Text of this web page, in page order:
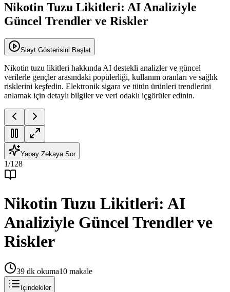
Nikotin Tuzu Likitleri: AI Analiziyle
Güncel Trendler ve Riskler
Slayt Gösterisini Başlat
Nikotin tuzu likitleri hakkında AI destekli analizler ve güncel
verilerle gençler arasındaki popülerliği, kullanım oranları ve sağlık
risklerini keşfedin. Elektronik sigara ve tütün ürünleri trendlerini
anlamak için detaylı bilgiler ve veri odaklı içgörüler edinin.
Yapay Zekaya Sor
1/128
Nikotin Tuzu Likitleri: AI
Analiziyle Güncel Trendler ve
Riskler
39 dk okuma10 makale
İçindekiler